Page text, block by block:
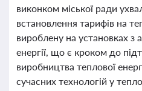
виконком міської ради
встановлення тарифів на
вироблену на установках з
енергії, що є кроком до
виробництва теплової
сучасних технологій у